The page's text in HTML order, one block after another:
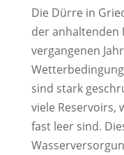
Die Dürre in
der anhaltenden
vergangenen
sind stark
viele Reservoirs,
fast leer sind.